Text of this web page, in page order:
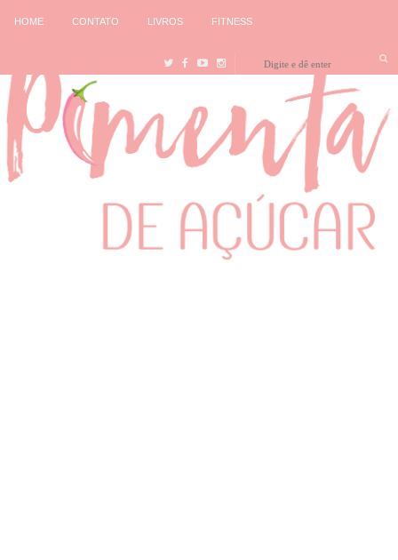
HOME CONTATO LIVROS FITNESS